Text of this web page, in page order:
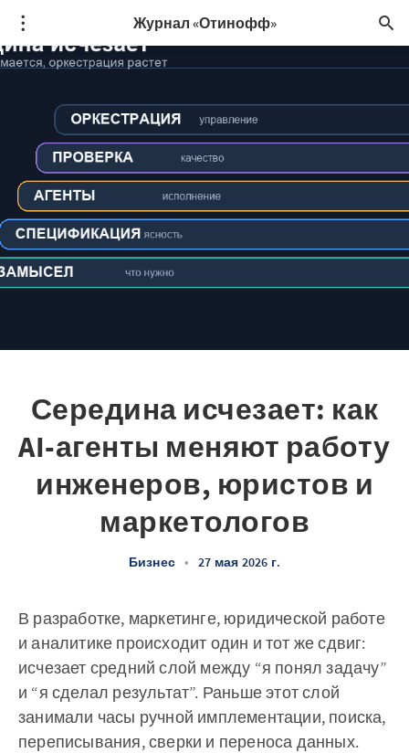
Журнал «Отинофф»
Середина исчезает: как
AI-агенты меняют работу
инженеров, юристов и
маркетологов
Бизнес • 27 мая 2026 г.
В разработке, маркетинге, юридической работе
и аналитике происходит один и тот же сдвиг:
исчезает средний слой между “я понял задачу”
и “я сделал результат”. Раньше этот слой
занимали часы ручной имплементации, поиска,
переписывания, сверки и переноса данных.